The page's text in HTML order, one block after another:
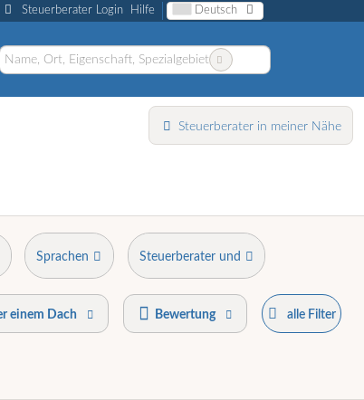
Steuerberater Login Hilfe Deutsch
Steuerberater in meiner Nähe
Sprachen Steuerberater und
einem Dach Bewertung alle Filter